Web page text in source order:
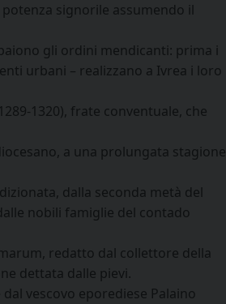
signorile assumendo il
gli ordini mendicanti: prima i
urbani – realizzano a Ivrea i loro
1320), frate conventuale, che
a una prolungata stagione
dalla seconda metà del
nobili famiglie del contado
redatto dal collettore della
dettata dalle pievi.
vescovo eporediese Palaino